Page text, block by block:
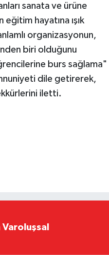
sanata ve ürüne
hayatına ışık
organizasyonun,
biri olduğunu
burs sağlama"
dile getirerek,
iletti.